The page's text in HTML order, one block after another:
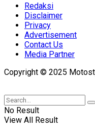
Redaksi
Disclaimer
Privacy
Advertisement
Contact Us
Media Partner
Copyright © 2025
No Result
View All Result